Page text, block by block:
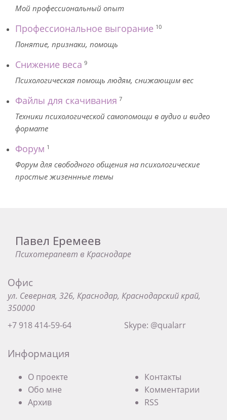
Мой профессиональный опыт
Профессиональное выгорание 10
Понятие, признаки, помощь
Снижение веса 9
Психологическая помощь людям, снижающим вес
Файлы для скачивания 7
Техники психологической самопомощи в аудио и видео
формате
Форум 1
Форум для свободного общения на психологические
простые жизеннные темы
Павел Еремеев
Психотерапевт в Краснодаре
Офис
ул. Северная, 326, Краснодар, Краснодарский край,
350000
+7 918 414-59-64
Skype: @qualarr
Информация
О проекте
Обо мне
Архив
Контакты
Комментарии
RSS